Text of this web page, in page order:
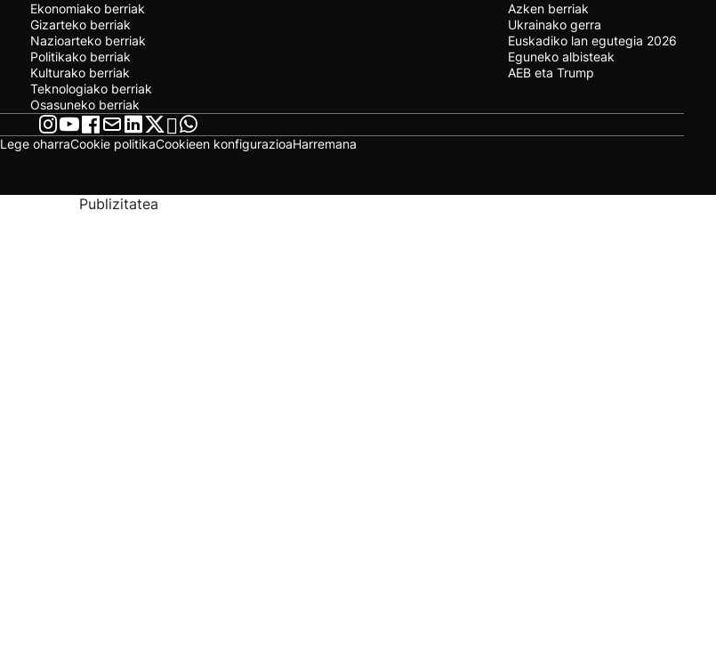
Ekonomiako berriak
Gizarteko berriak
Nazioarteko berriak
Politikako berriak
Kulturako berriak
Teknologiako berriak
Osasuneko berriak
Azken berriak
Ukrainako gerra
Euskadiko lan egutegia 2026
Eguneko albisteak
AEB eta Trump
Lege oharraCookie politikaCookieen konfigurazioaHarremana
Publizitatea